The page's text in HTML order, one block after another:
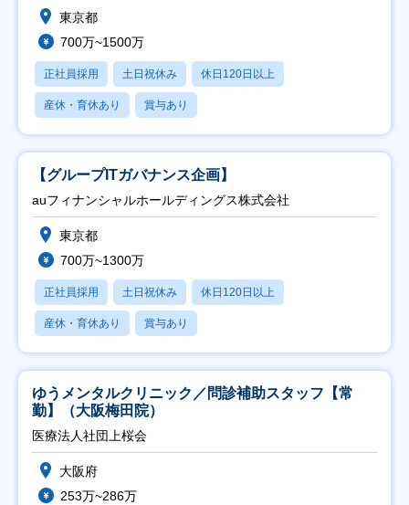
東京都
700万~1500万
正社員採用 土日祝休み 休日120日以上
産休・育休あり 賞与あり
【グループITガバナンス企画】
auフィナンシャルホールディングス株式会社
東京都
700万~1300万
正社員採用 土日祝休み 休日120日以上
産休・育休あり 賞与あり
ゆうメンタルクリニック／問診補助スタッフ【常
勤】（大阪梅田院）
医療法人社団上桜会
大阪府
253万~286万